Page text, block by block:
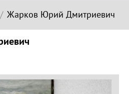
Жарков Юрий Дмитриевич
зарубежное
гора